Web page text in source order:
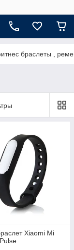
браслеты ,
Xiaomi Mi